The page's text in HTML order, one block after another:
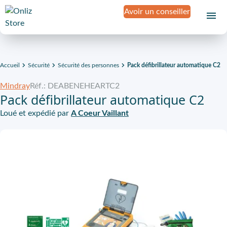
Avoir un conseiller
Accueil Sécurité Sécurité des personnes Pack défibrillateur automatique C2
MindrayRéf.: DEABENEHEARTC2
Pack défibrillateur automatique C2
Loué et expédié par A Coeur Vaillant